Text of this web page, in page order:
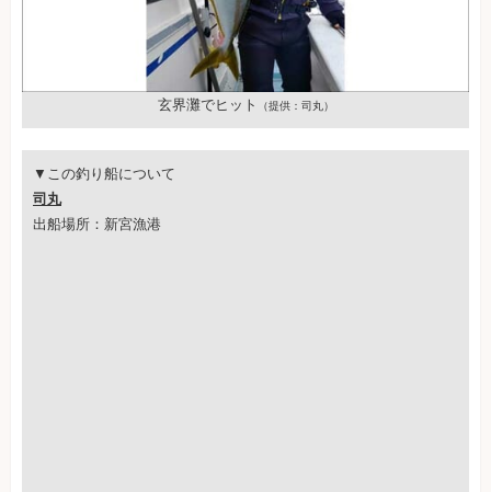
玄界灘でヒット （提供：司丸）
▼この釣り船について
司丸
出船場所：新宮漁港